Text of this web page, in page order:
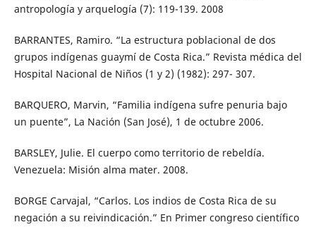
antropología y arquelogía (7): 119-139. 2008
BARRANTES, Ramiro. “La estructura poblacional de dos
grupos indígenas guaymí de Costa Rica.” Revista médica del
Hospital Nacional de Niños (1 y 2) (1982): 297- 307.
BARQUERO, Marvin, “Familia indígena sufre penuria bajo
un puente”, La Nación (San José), 1 de octubre 2006.
BARSLEY, Julie. El cuerpo como territorio de rebeldía.
Venezuela: Misión alma mater. 2008.
BORGE Carvajal, “Carlos. Los indios de Costa Rica de su
negación a su reivindicación.” En Primer congreso científico